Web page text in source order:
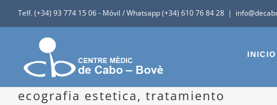
Saltar
al
contenido
Telf. (+34) 93 774 15 06- Móvil / Whatsapp (+34) 610 76 84 28 |
INICIO
ecografia estetica, tratamiento